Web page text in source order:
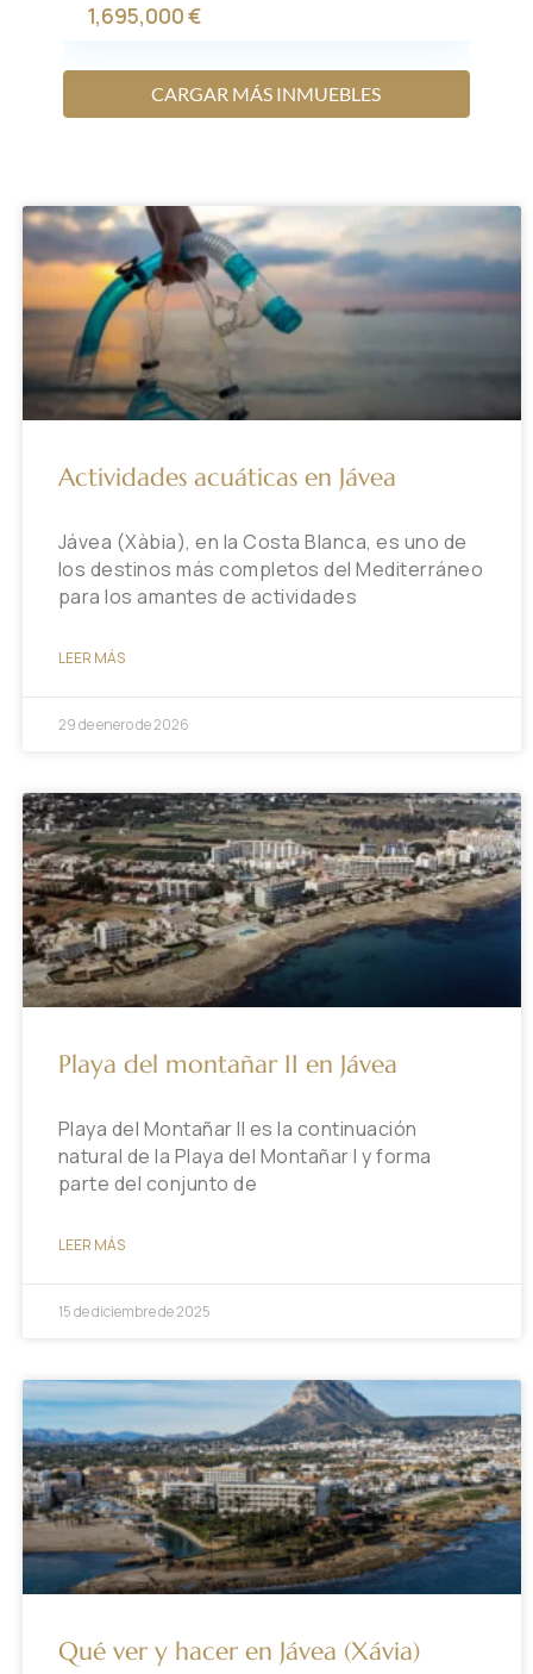
1,695,000 €
CARGAR MÁS INMUEBLES
Actividades acuáticas en Jávea
Jávea (Xàbia), en la Costa Blanca, es uno de
los destinos más completos del Mediterráneo
para los amantes de actividades
LEER MÁS
29 de enero de 2026
Playa del montañar II en Jávea
Playa del Montañar II es la continuación
natural de la Playa del Montañar I y forma
parte del conjunto de
LEER MÁS
15 de diciembre de 2025
Qué ver y hacer en Jávea (Xávia)